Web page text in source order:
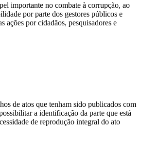
importante no combate à corrupção, ao
por parte dos gestores públicos e
ações por cidadãos, pesquisadores e
de atos que tenham sido publicados com
a identificação da parte que está
de reprodução integral do ato